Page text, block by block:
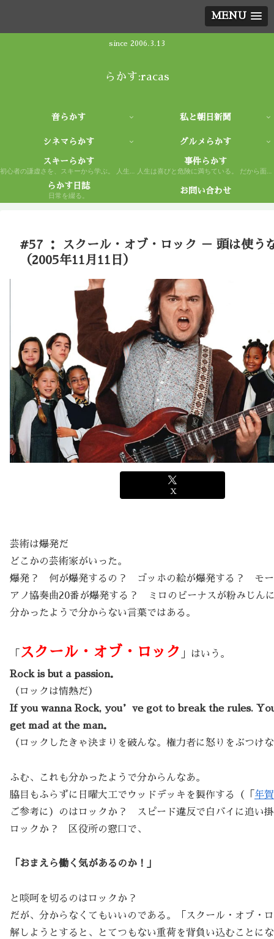
MENU
since 2006.3.13
らかす:racas
音らかす 私と朝日新聞
シネマらかす グルメらかす
スキーらかす
初心者の謙虚さを、スキーから学ぶ。 人生もまた然り。
事件らかす
人生は喜びと危険に満ちている。 だから面白い。
らかす日誌
日常を綴る。
お問い合わせ
#57 ： スクール・オブ・ロック － 頭は使う
（2005年11月11日）
X
芸術は爆発だ
どこかの芸術家がいった。
爆発？ 何が爆発するの？ ゴッホの絵が爆発する？ モー
アノ協奏曲20番が爆発する？ ミロのビーナスが粉みじん
分かったようで分からない言葉ではある。
「 スクール・オブ・ロック 」はいう。
Rock is but a passion．
（ロックは情熱だ）
If you wanna Rock, you’ve got to break the rules.
get mad at the man．
（ロックしたきゃ決まりを破んな。権力者に怒りをぶつけ
ふむ、これも分かったようで分からんなあ。
脇目もふらずに日曜大工でウッドデッキを製作する（「 年
ご参考に）のはロックか？ スピード違反で白バイに追い
ロックか？ 区役所の窓口で、
「おまえら働く気があるのか！」
と啖呵を切るのはロックか？
だが、分からなくてもいいのである。「スクール・オブ・
解しようとすると、とてつもない重荷を背負い込むことに